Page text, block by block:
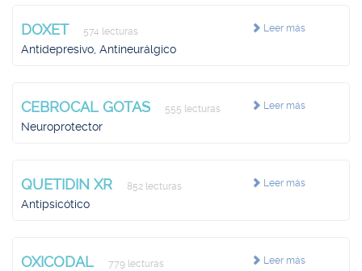
Leer más
DOXET 574 lecturas
Antidepresivo, Antineurálgico
Leer más
CEBROCAL GOTAS 555 lecturas
Neuroprotector
Leer más
QUETIDIN XR 852 lecturas
Antipsicótico
Leer más
OXICODAL 779 lecturas